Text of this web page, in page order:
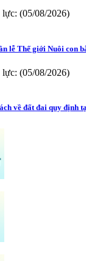
Thế giới Nuôi con
(05/08/2026)
về đất đai quy định
(04/08/2026)
(04/08/2026)